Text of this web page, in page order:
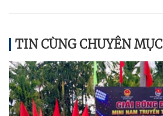
TIN CÙNG CHUYÊN MỤC